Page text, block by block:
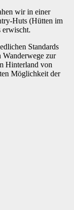
wir in einer
Huts (Hütten im
erwischt.
Standards
Wanderwege zur
Hinterland von
Möglichkeit der